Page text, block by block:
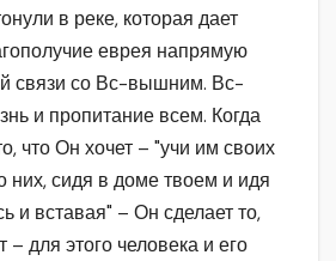
в реке, которая дает
еврея напрямую
связи со Вс-вышним. Вс-
и пропитание всем. Когда
что Он хочет – "учи им своих
них, сидя в доме твоем и идя
и вставая" – Он сделает то,
– для этого человека и его